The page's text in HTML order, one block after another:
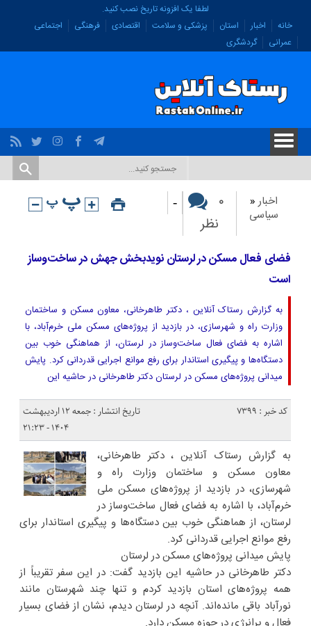
لطفا یک افزونه تاریخ نصب کنید.
خانه
اخبار استان پزشکی و سلامت اقتصادی فرهنگی
اجتماعی
عمرانی
گردشگری
اخبار«
سیاسی
۰
نظر
-
فضای فعال مسکن در لرستان نویدبخش جهش در ساخت‌وساز
است
به گزارش رستاک آنلاین ، دکتر طاهرخانی، معاون مسکن و ساختمان
وزارت راه و شهرسازی، در بازدید از پروژه‌های مسکن ملی خرم‌آباد، با
اشاره به فضای فعال ساخت‌وساز در لرستان، از هماهنگی خوب بین
دستگاه‌ها و پیگیری استاندار برای رفع موانع اجرایی قدردانی کرد. پایش
میدانی پروژه‌های مسکن در لرستان دکتر طاهرخانی در حاشیه این
کد خبر : 7399
تاریخ انتشار : جمعه ۱۲ اردیبهشت
۱۴۰۴ - ۲۱:۲۳
به گزارش رستاک آنلاین ، دکتر طاهرخانی،
معاون مسکن و ساختمان وزارت راه و
شهرسازی، در بازدید از پروژه‌های مسکن ملی
خرم‌آباد، با اشاره به فضای فعال ساخت‌وساز در
لرستان، از هماهنگی خوب بین دستگاه‌ها و پیگیری استاندار برای
رفع موانع اجرایی قدردانی کرد.
پایش میدانی پروژه‌های مسکن در لرستان
دکتر طاهرخانی در حاشیه این بازدید گفت: در این سفر تقریباً از
همه پروژه‌های استان بازدید کردم و تنها چند شهرستان مانند
نورآباد باقی مانده‌اند. آنچه در لرستان دیدم، نشان از فضای بسیار